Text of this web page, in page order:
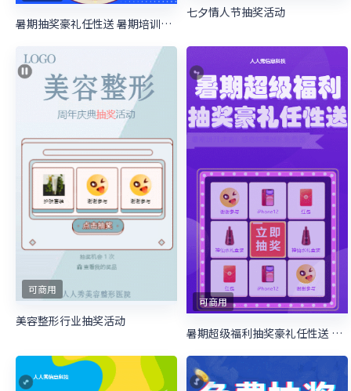
暑期抽奖豪礼任性送 暑期培训抽奖活动
七夕情人节抽奖活动
可商用
美容整形行业抽奖活动
可商用
暑期超级福利抽奖豪礼任性送 暑期培训抽奖活动